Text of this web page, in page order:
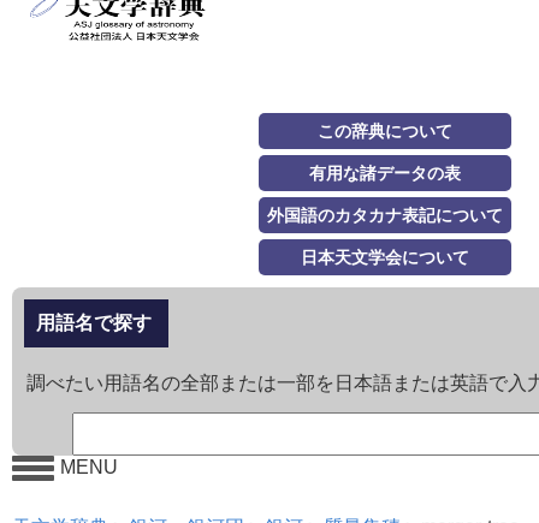
この辞典について
有用な諸データの表
外国語のカタカナ表記について
日本天文学会について
用語名で探す
調べたい用語名の全部または一部を日本語または英語で入
MENU